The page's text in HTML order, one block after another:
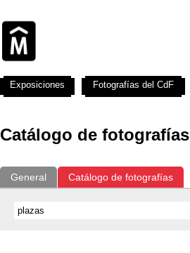
Catálogo de fotografías
General Catálogo de fotografías
Exposiciones Fotografías del CdF